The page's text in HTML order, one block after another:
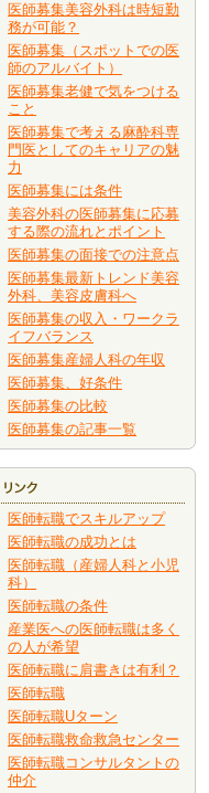
医師募集美容外科は時短勤
務が可能？
医師募集（スポットでの医
師のアルバイト）
医師募集老健で気をつける
こと
医師募集で考える麻酔科専
門医としてのキャリアの魅
力
医師募集には条件
美容外科の医師募集に応募
する際の流れとポイント
医師募集の面接での注意点
医師募集最新トレンド美容
外科、美容皮膚科へ
医師募集の収入・ワークラ
イフバランス
医師募集産婦人科の年収
医師募集、好条件
医師募集の比較
医師募集の記事一覧
医師転職でスキルアップ
医師転職の成功とは
医師転職（産婦人科と小児
科）
医師転職の条件
産業医への医師転職は多く
の人が希望
医師転職に肩書きは有利？
医師転職
医師転職Uターン
医師転職救命救急センター
医師転職コンサルタントの
仲介